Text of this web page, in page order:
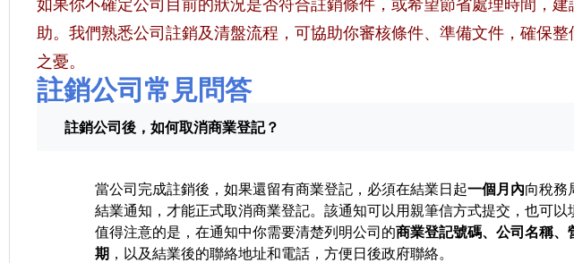
助。我們熟悉公司註銷及清盤流程，可協助你審核條件、準備文件，確保
之憂。
註銷公司常見問答
註銷公司後，如何取消商業登記？
當公司完成註銷後，如果還留有商業登記，必須在結業日起一個月內向稅務
結業通知，才能正式取消商業登記。該通知可以用親筆信方式提交，也可以
值得注意的是，在通知中你需要清楚列明公司的商業登記號碼、公司名稱、
期 ，以及結業後的聯絡地址和電話，方便日後政府聯絡。